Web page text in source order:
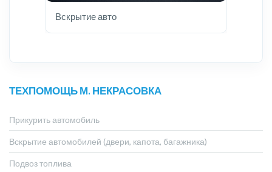
Вскрытие авто
ТЕХПОМОЩЬ М. НЕКРАСОВКА
Прикурить автомобиль
Вскрытие автомобилей (двери, капота, багажника)
Подвоз топлива